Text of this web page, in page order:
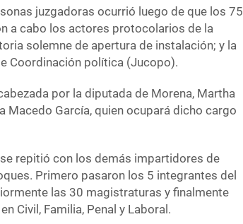
juzgadoras ocurrió luego de que los 75
a cabo los actores protocolarios de la
solemne de apertura de instalación; y la
Coordinación política (Jucopo).
por la diputada de Morena, Martha
Macedo García, quien ocupará dicho cargo
repitió con los demás impartidores de
Primero pasaron los 5 integrantes del
las 30 magistraturas y finalmente
Civil, Familia, Penal y Laboral.